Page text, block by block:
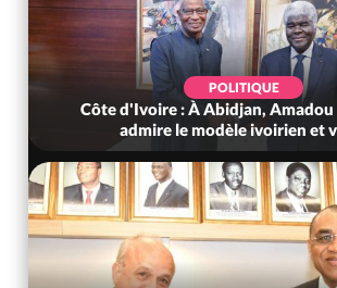
POLITIQUE
Côte d'Ivoire : À Abidjan, Amadou
admire le modèle ivoirien et